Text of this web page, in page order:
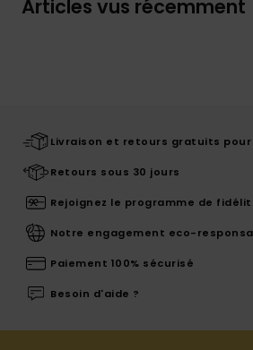
Articles vus récemment
Livraison et retours gratuits pour
Retours sous 30 jours
Rejoignez le programme de
Notre engagement eco-
Paiement 100% sécurisé
Besoin d'aide ?